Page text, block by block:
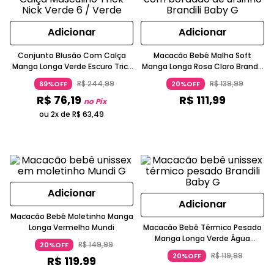
Adicionar
Conjunto Blusão Com Calça
Manga Longa Verde Escuro Trick
Nick
69%OFF R$244,99
R$ 76,19 no Pix
ou 2x de R$ 63,49
Adicionar
Macacão Bebê Malha Soft
Manga Longa Rosa Claro Brandili
Baby
20%OFF R$139,99
R$ 111,99
Adicionar
Macacão Bebê Moletinho Manga
Longa Vermelho Mundi
20%OFF R$149,99
R$ 119,99
Adicionar
Macacão Bebê Térmico Pesado
Manga Longa Verde Água
Brandili
20%OFF R$119,99